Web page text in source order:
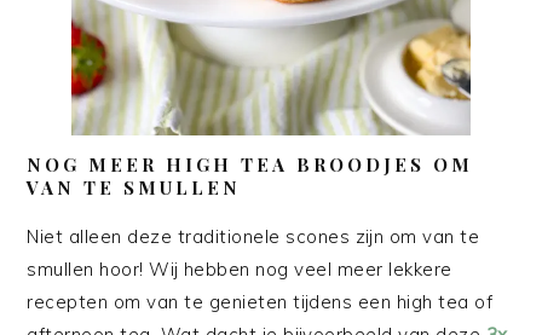
NOG MEER HIGH TEA BROODJES OM
VAN TE SMULLEN
Niet alleen deze traditionele scones zijn om van te
smullen hoor! Wij hebben nog veel meer lekkere
recepten om van te genieten tijdens een high tea of